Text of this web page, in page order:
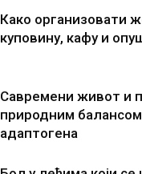
Како организовати
куповину, кафу и
Савремени живот и
природним
адаптогена